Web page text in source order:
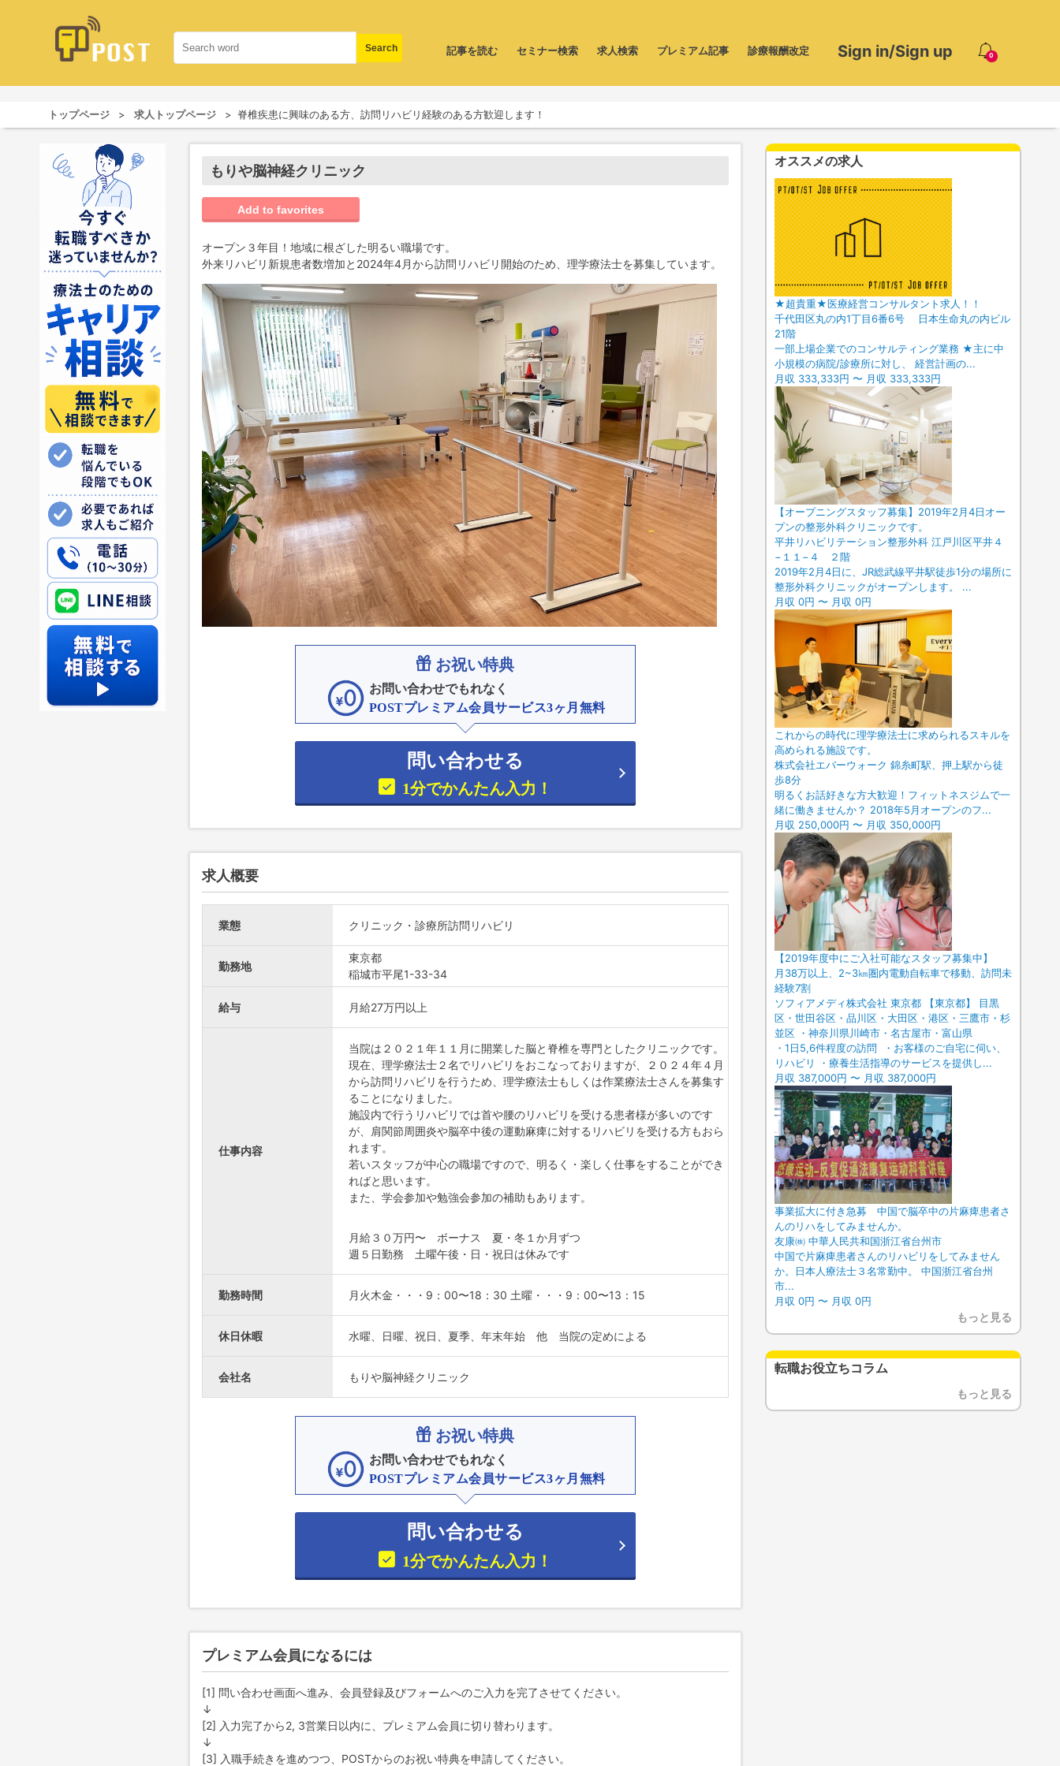
0
Sign in/Sign up
記事を読む セミナー検索 求人検索 プレミアム記事 診療報酬改定
トップページ 求人トップページ 脊椎疾患に興味のある方、訪問リハビリ経験のある方歓迎します！
もりや脳神経クリニック
Add to favorites
オープン３年目！地域に根ざした明るい職場です。
外来リハビリ新規患者数増加と2024年4月から訪問リハビリ開始のため、理学療法士を募集しています。
お祝い特典
お問い合わせでもれなく
POSTプレミアム会員サービス3ヶ月無料
問い合わせる
1分でかんたん入力！
求人概要
業態 クリニック・診療所訪問リハビリ
勤務地
東京都
稲城市平尾1-33-34
給与 月給27万円以上
仕事内容
当院は２０２１年１１月に開業した脳と脊椎を専門としたクリニックです。
現在、理学療法士２名でリハビリをおこなっておりますが、２０２４年４月
から訪問リハビリを行うため、理学療法士もしくは作業療法士さんを募集す
ることになりました。
施設内で行うリハビリでは首や腰のリハビリを受ける患者様が多いのです
が、肩関節周囲炎や脳卒中後の運動麻痺に対するリハビリを受ける方もおら
れます。
若いスタッフが中心の職場ですので、明るく・楽しく仕事をすることができ
ればと思います。
また、学会参加や勉強会参加の補助もあります。
月給３０万円〜 ボーナス 夏・冬１か月ずつ
週５日勤務 土曜午後・日・祝日は休みです
勤務時間 月火木金・・・9：00〜18：30 土曜・・・9：00〜13：15
休日休暇 水曜、日曜、祝日、夏季、年末年始 他 当院の定めによる
会社名 もりや脳神経クリニック
お祝い特典
お問い合わせでもれなく
POSTプレミアム会員サービス3ヶ月無料
問い合わせる
1分でかんたん入力！
プレミアム会員になるには
[1] 問い合わせ画面へ進み、会員登録及びフォームへのご入力を完了させてください。
↓
[2] 入力完了から2, 3営業日以内に、プレミアム会員に切り替わります。
↓
[3] 入職手続きを進めつつ、POSTからのお祝い特典を申請してください。
オススメの求人
★超貴重★医療経営コンサルタント求人！！
千代田区丸の内1丁目6番6号 日本生命丸の内ビル
21階
一部上場企業でのコンサルティング業務 ★主に中
小規模の病院/診療所に対し、 経営計画の...
月収 333,333円 〜 月収 333,333円
【オープニングスタッフ募集】2019年2月4日オー
プンの整形外科クリニックです。
平井リハビリテーション整形外科 江戸川区平井４
−１１−４ ２階
2019年2月4日に、JR総武線平井駅徒歩1分の場所に
整形外科クリニックがオープンします。 ...
月収 0円 〜 月収 0円
これからの時代に理学療法士に求められるスキルを
高められる施設です。
株式会社エバーウォーク 錦糸町駅、押上駅から徒
歩8分
明るくお話好きな方大歓迎！フィットネスジムで一
緒に働きませんか？ 2018年5月オープンのフ...
月収 250,000円 〜 月収 350,000円
【2019年度中にご入社可能なスタッフ募集中】
月38万以上、2~3㎞圏内電動自転車で移動、訪問未
経験7割
ソフィアメディ株式会社 東京都 【東京都】 目黒
区・世田谷区・品川区・大田区・港区・三鷹市・杉
並区 ・神奈川県川崎市・名古屋市・富山県
・1日5,6件程度の訪問 ・お客様のご自宅に伺い、
リハビリ ・療養生活指導のサービスを提供し...
月収 387,000円 〜 月収 387,000円
事業拡大に付き急募 中国で脳卒中の片麻痺患者さ
んのリハをしてみませんか。
友康㈱ 中華人民共和国浙江省台州市
中国で片麻痺患者さんのリハビリをしてみません
か。日本人療法士３名常勤中。 中国浙江省台州
市...
月収 0円 〜 月収 0円
もっと見る
転職お役立ちコラム
もっと見る